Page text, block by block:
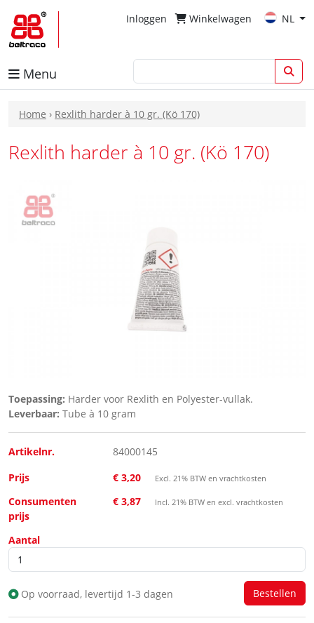
Inloggen Winkelwagen NL
Menu
Home › Rexlith harder à 10 gr. (Kö 170)
Rexlith harder à 10 gr. (Kö 170)
Toepassing: Harder voor Rexlith en Polyester-vullak.
Leverbaar: Tube à 10 gram
Artikelnr.
84000145
Prijs
€ 3,20 Excl. 21% BTW en vrachtkosten
Consumenten
prijs
€ 3,87 Incl. 21% BTW en excl. vrachtkosten
Aantal
Op voorraad, levertijd 1-3 dagen